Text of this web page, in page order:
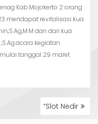
Kab.Mojokerto 2 orang
mendapat revitalisasi kua
dan dari kua
kegiatan
tanggal 29 maret
“Slot Nedir